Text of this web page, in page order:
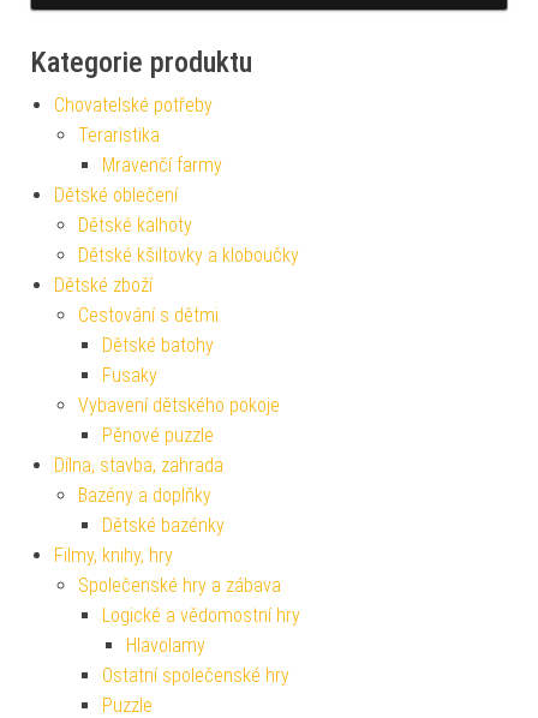
Kategorie produktu
Chovatelské potřeby
Teraristika
Mravenčí farmy
Dětské oblečení
Dětské kalhoty
Dětské kšiltovky a kloboučky
Dětské zboží
Cestování s dětmi
Dětské batohy
Fusaky
Vybavení dětského pokoje
Pěnové puzzle
Dílna, stavba, zahrada
Bazény a doplňky
Dětské bazénky
Filmy, knihy, hry
Společenské hry a zábava
Logické a vědomostní hry
Hlavolamy
Ostatní společenské hry
Puzzle